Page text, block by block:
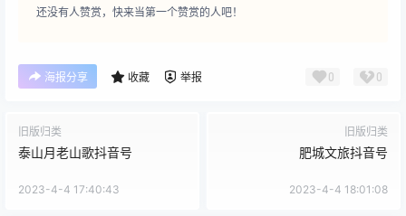
还没有人赞赏，快来当第一个赞赏的人吧！
海报分享 收藏 举报 0 0
旧版归类
泰山月老山歌抖音号
2023-4-4 17:40:43
旧版归类
肥城文旅抖音号
2023-4-4 18:01:08